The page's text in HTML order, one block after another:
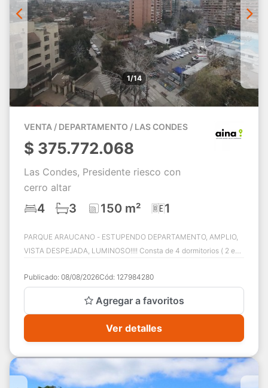
1/14
VENTA / DEPARTAMENTO / LAS CONDES
$ 375.772.068
Las Condes, Presidente riesco con
cerro altar
4 3 150 m² 1
PARQUE ARAUCANO - ESTUPENDO DEPARTAMENTO, AMPLIO,
VISTA DESPEJADA, LUMINOSO!!!! Consta de 4 dormitorios ( 2 en
Publicado: 08/08/2026Cód: 127984280
Agregar a favoritos
Ver detalles